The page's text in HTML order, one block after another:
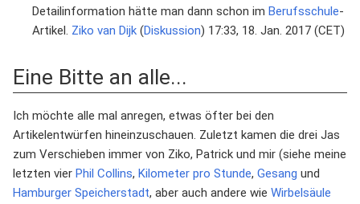
Detailinformation hätte man dann schon im Berufsschule-
Artikel. Ziko van Dijk (Diskussion) 17:33, 18. Jan. 2017 (CET)
Eine Bitte an alle...
Ich möchte alle mal anregen, etwas öfter bei den
Artikelentwürfen hineinzuschauen. Zuletzt kamen die drei Jas
zum Verschieben immer von Ziko, Patrick und mir (siehe meine
letzten vier Phil Collins, Kilometer pro Stunde, Gesang und
Hamburger Speicherstadt, aber auch andere wie Wirbelsäule